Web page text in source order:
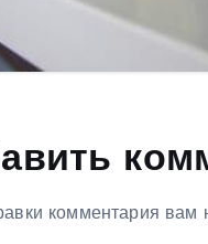
комментария вам